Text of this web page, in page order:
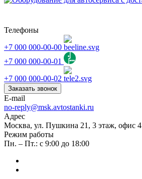
Телефоны
+7 000 000-00-00
+7 000 000-00-01
+7 000 000-00-02
Заказать звонок
E-mail
no-reply@msk.avtostanki.ru
Адрес
Москва, ул. Пушкина 21, 3 этаж, офис 4
Режим работы
Пн. – Пт.: с 9:00 до 18:00